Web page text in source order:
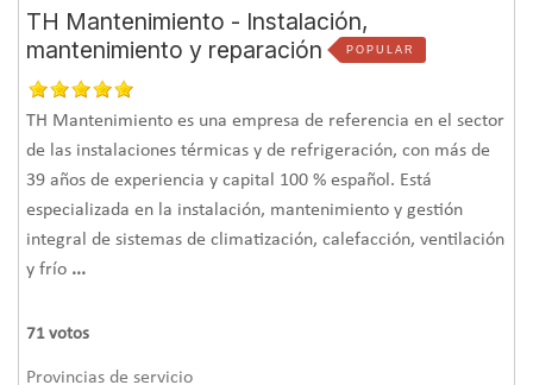
las garantías o incluso que la propia instalación cumpla
con la legalidad.
Una forma de asegurarnos también que el instalador es
alguien que nos genera confianza, es informarnos sobre su
forma de trabajar: opiniones de clientes, su presencia en
internet over los trabajos realizados por la empresa
instaladoranos puede ayudar a crear un vínculo de
confianza con su manera de ejecutar los proyectos.
TH Mantenimiento - Instalación,
mantenimiento y reparación
POPULAR
TH Mantenimiento es una empresa de referencia en el sector
de las instalaciones térmicas y de refrigeración, con más de
39 años de experiencia y capital 100 % español. Está
especializada en la instalación, mantenimiento y gestión
integral de sistemas de climatización, calefacción, ventilación
y frío ...
71 votos
Provincias de servicio